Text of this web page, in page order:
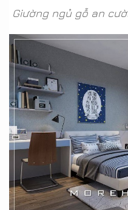
Giường ngủ gỗ an